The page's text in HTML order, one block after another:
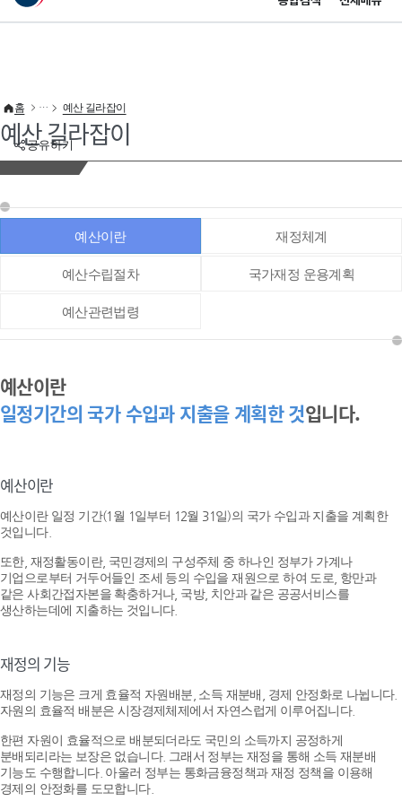
이 누리집은 대한민국 공식 전자정부 누리집입니다.
공유하기
홈 예산 길라잡이
예산 길라잡이
예산이란 재정체계
예산수립절차 국가재정 운용계획
예산관련법령
예산이란
일정기간의 국가 수입과 지출을 계획한 것입니다.
예산이란
예산이란 일정 기간(1월 1일부터 12월 31일)의 국가 수입과 지출을 계획한
것입니다.
또한, 재정활동이란, 국민경제의 구성주체 중 하나인 정부가 가계나
기업으로부터 거두어들인 조세 등의 수입을 재원으로 하여 도로, 항만과
같은 사회간접자본을 확충하거나, 국방, 치안과 같은 공공서비스를
생산하는데에 지출하는 것입니다.
재정의 기능
재정의 기능은 크게 효율적 자원배분, 소득 재분배, 경제 안정화로 나뉩니다.
자원의 효율적 배분은 시장경제체제에서 자연스럽게 이루어집니다.
한편 자원이 효율적으로 배분되더라도 국민의 소득까지 공정하게
분배되리라는 보장은 없습니다. 그래서 정부는 재정을 통해 소득 재분배
기능도 수행합니다. 아울러 정부는 통화금융정책과 재정 정책을 이용해
경제의 안정화를 도모합니다.